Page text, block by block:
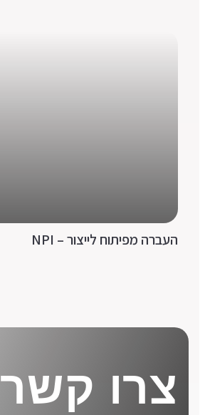
העברה מפיתוח לייצור – NPI
צרו קשר